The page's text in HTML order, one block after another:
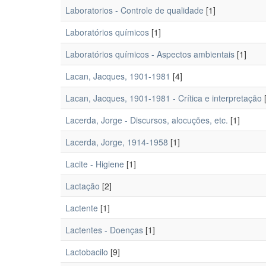
Laboratorios - Controle de qualidade [1]
Laboratórios químicos [1]
Laboratórios químicos - Aspectos ambientais [1]
Lacan, Jacques, 1901-1981 [4]
Lacan, Jacques, 1901-1981 - Crítica e interpretação
Lacerda, Jorge - Discursos, alocuções, etc. [1]
Lacerda, Jorge, 1914-1958 [1]
Lacite - Higiene [1]
Lactação [2]
Lactente [1]
Lactentes - Doenças [1]
Lactobacilo [9]